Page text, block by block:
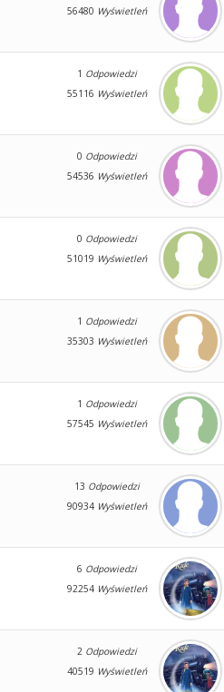
56480 Wyświetleń
1 Odpowiedzi
55116 Wyświetleń
0 Odpowiedzi
54536 Wyświetleń
0 Odpowiedzi
51019 Wyświetleń
1 Odpowiedzi
35303 Wyświetleń
1 Odpowiedzi
57545 Wyświetleń
13 Odpowiedzi
90934 Wyświetleń
6 Odpowiedzi
92254 Wyświetleń
2 Odpowiedzi
40519 Wyświetleń